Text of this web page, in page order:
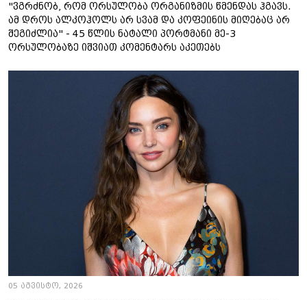
"ვგრძნობ, რომ ორსულობა ორგანიზმის წმენდას ჰგავს.
ამ დროს ალკოჰოლს არ სვამ და კოფეინის მიღებაც არ
შეგიძლია" - 45 წლის ნატალი პორტმანი მე-3
ორსულობაზე იშვიათ კომენტარს აკეთებს
05 აგვისტო, 2026